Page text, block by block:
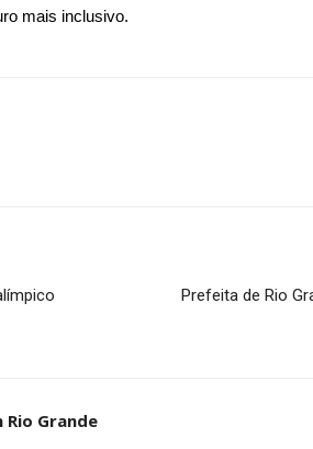
mais inclusivo.
Prefeita de Rio
Rio Grande